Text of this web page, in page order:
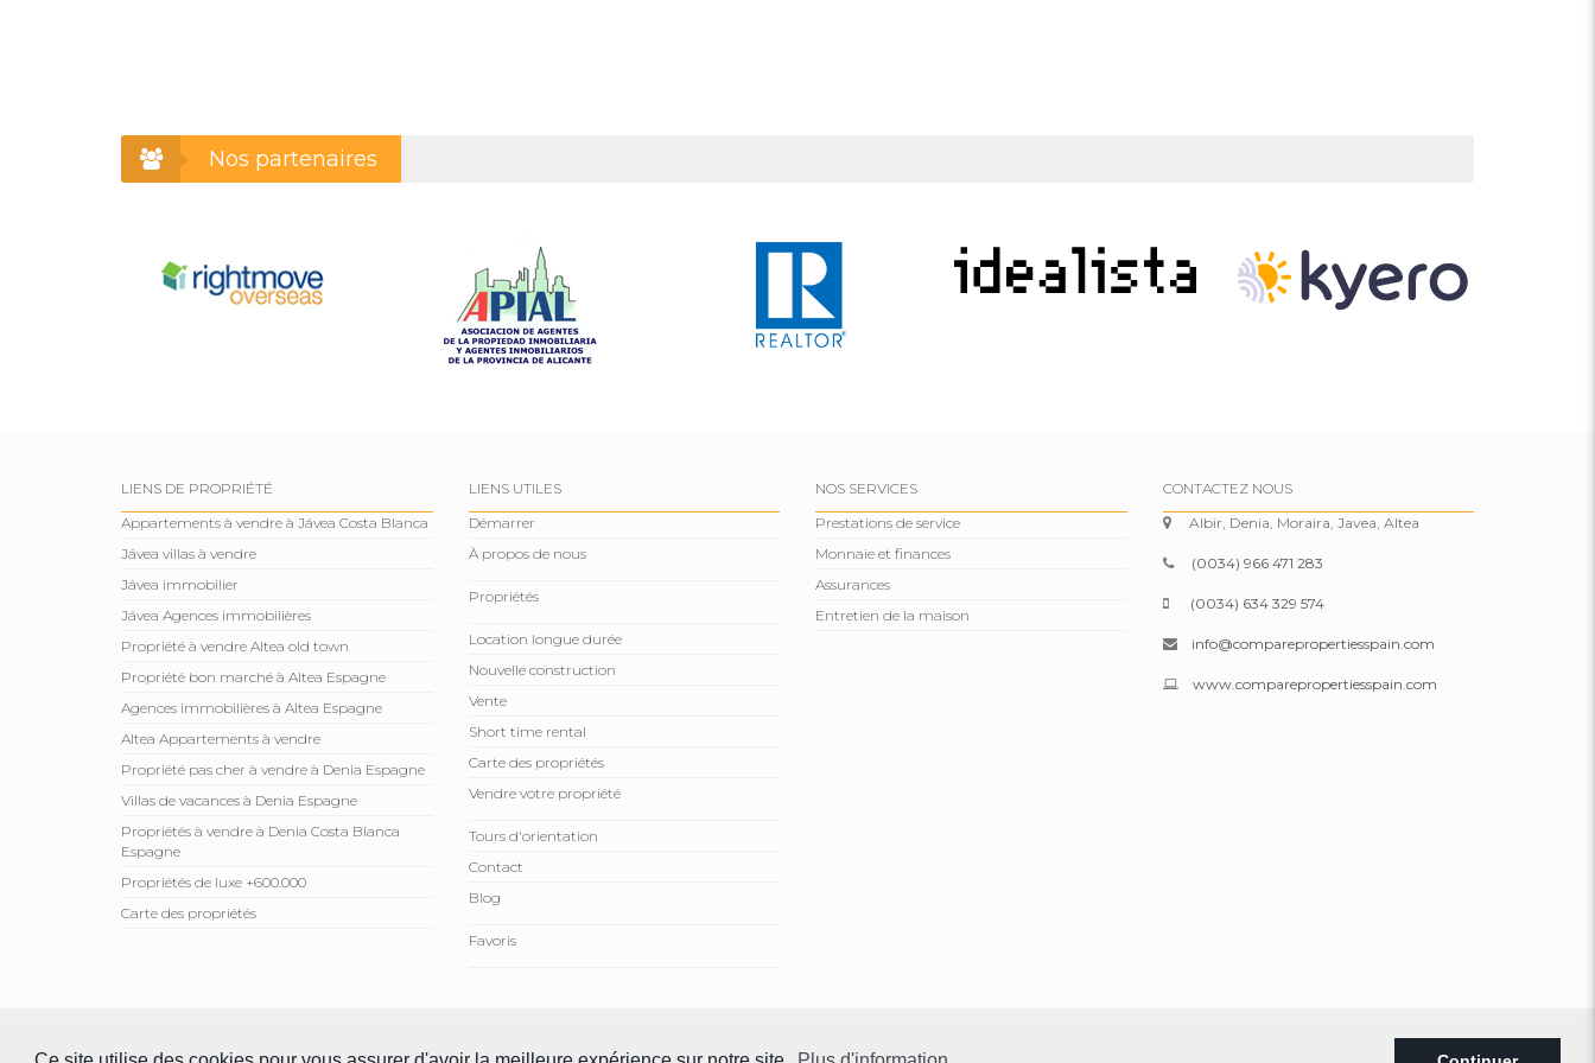
Nos partenaires
LIENS DE PROPRIÉTÉ
Appartements à vendre à Jávea Costa Blanca
Jávea villas à vendre
Jávea immobilier
Jávea Agences immobilières
Propriété à vendre Altea old town
Propriété bon marché à Altea Espagne
Agences immobilières à Altea Espagne
Altea Appartements à vendre
Propriété pas cher à vendre à Denia Espagne
Villas de vacances à Denia Espagne
Propriétés à vendre à Denia Costa Blanca
Espagne
Propriétés de luxe +600.000
Carte des propriétés
LIENS UTILES
Démarrer
À propos de nous
Propriétés
Location longue durée
Nouvelle construction
Vente
Short time rental
Carte des propriétés
Vendre votre propriété
Tours d'orientation
Contact
Blog
Favoris
NOS SERVICES
Prestations de service
Monnaie et finances
Assurances
Entretien de la maison
CONTACTEZ NOUS
Albir, Denia, Moraira, Javea, Altea
(0034) 966 471 283
(0034) 634 329 574
info@comparepropertiesspain.com
www.comparepropertiesspain.com